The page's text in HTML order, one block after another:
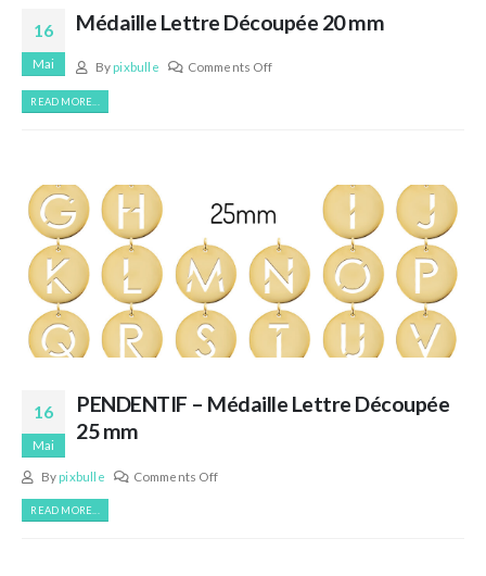
16
Mai
Médaille Lettre Découpée 20 mm
Bypixbulle Comments Off
READ MORE...
16
Mai
PENDENTIF – Médaille Lettre Découpée
25 mm
Bypixbulle Comments Off
READ MORE...